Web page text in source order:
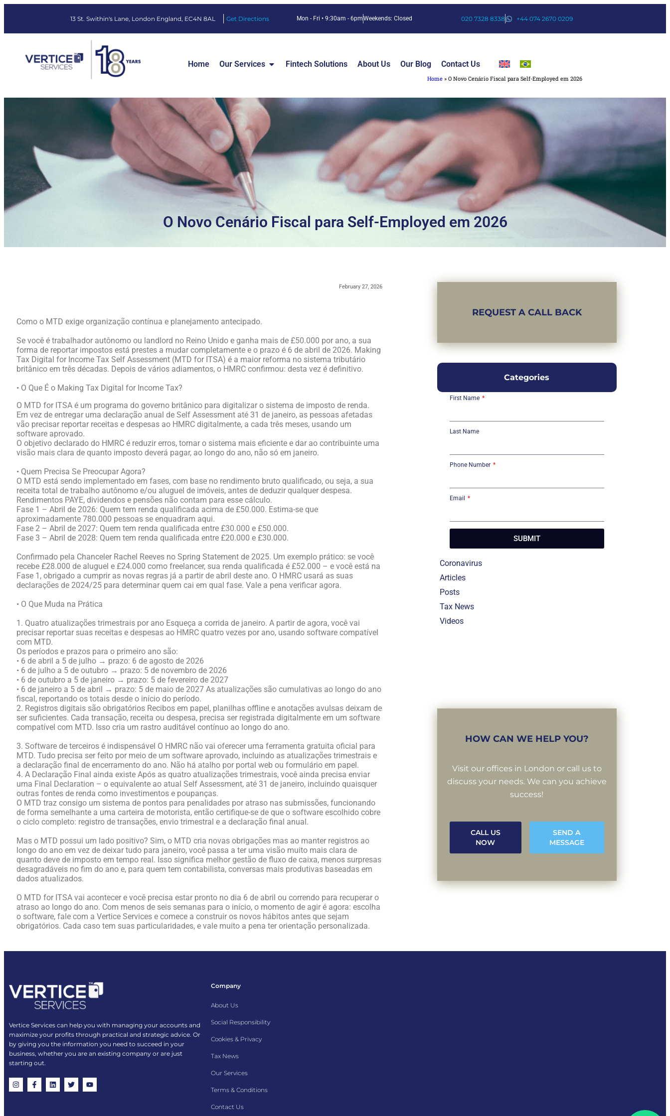
13 St. Swithin's Lane, London England, EC4N 8AL Get Directions Mon - Fri • 9:30am - 6pmWeekends: Closed 020 7328 8338 +44 074 2670 0209
Home Our Services Fintech Solutions About Us Our Blog Contact Us
Home »O Novo Cenário Fiscal para Self-Employed em 2026
O Novo Cenário Fiscal para Self-Employed em 2026
February 27, 2026
Como o MTD exige organização contínua e planejamento antecipado.
Se você é trabalhador autônomo ou landlord no Reino Unido e ganha mais de £50.000 por ano, a sua
forma de reportar impostos está prestes a mudar completamente e o prazo é 6 de abril de 2026. Making
Tax Digital for Income Tax Self Assessment (MTD for ITSA) é a maior reforma no sistema tributário
britânico em três décadas. Depois de vários adiamentos, o HMRC confirmou: desta vez é definitivo.
• O Que É o Making Tax Digital for Income Tax?
O MTD for ITSA é um programa do governo britânico para digitalizar o sistema de imposto de renda.
Em vez de entregar uma declaração anual de Self Assessment até 31 de janeiro, as pessoas afetadas
vão precisar reportar receitas e despesas ao HMRC digitalmente, a cada três meses, usando um
software aprovado.
O objetivo declarado do HMRC é reduzir erros, tornar o sistema mais eficiente e dar ao contribuinte uma
visão mais clara de quanto imposto deverá pagar, ao longo do ano, não só em janeiro.
• Quem Precisa Se Preocupar Agora?
O MTD está sendo implementado em fases, com base no rendimento bruto qualificado, ou seja, a sua
receita total de trabalho autônomo e/ou aluguel de imóveis, antes de deduzir qualquer despesa.
Rendimentos PAYE, dividendos e pensões não contam para esse cálculo.
Fase 1 – Abril de 2026: Quem tem renda qualificada acima de £50.000. Estima-se que
aproximadamente 780.000 pessoas se enquadram aqui.
Fase 2 – Abril de 2027: Quem tem renda qualificada entre £30.000 e £50.000.
Fase 3 – Abril de 2028: Quem tem renda qualificada entre £20.000 e £30.000.
Confirmado pela Chanceler Rachel Reeves no Spring Statement de 2025. Um exemplo prático: se você
recebe £28.000 de aluguel e £24.000 como freelancer, sua renda qualificada é £52.000 – e você está na
Fase 1, obrigado a cumprir as novas regras já a partir de abril deste ano. O HMRC usará as suas
declarações de 2024/25 para determinar quem cai em qual fase. Vale a pena verificar agora.
• O Que Muda na Prática
1. Quatro atualizações trimestrais por ano Esqueça a corrida de janeiro. A partir de agora, você vai
precisar reportar suas receitas e despesas ao HMRC quatro vezes por ano, usando software compatível
com MTD.
Os períodos e prazos para o primeiro ano são:
• 6 de abril a 5 de julho → prazo: 6 de agosto de 2026
• 6 de julho a 5 de outubro → prazo: 5 de novembro de 2026
• 6 de outubro a 5 de janeiro → prazo: 5 de fevereiro de 2027
• 6 de janeiro a 5 de abril → prazo: 5 de maio de 2027 As atualizações são cumulativas ao longo do ano
fiscal, reportando os totais desde o início do período.
2. Registros digitais são obrigatórios Recibos em papel, planilhas offline e anotações avulsas deixam de
ser suficientes. Cada transação, receita ou despesa, precisa ser registrada digitalmente em um software
compatível com MTD. Isso cria um rastro auditável contínuo ao longo do ano.
3. Software de terceiros é indispensável O HMRC não vai oferecer uma ferramenta gratuita oficial para
MTD. Tudo precisa ser feito por meio de um software aprovado, incluindo as atualizações trimestrais e
a declaração final de encerramento do ano. Não há atalho por portal web ou formulário em papel.
4. A Declaração Final ainda existe Após as quatro atualizações trimestrais, você ainda precisa enviar
uma Final Declaration – o equivalente ao atual Self Assessment, até 31 de janeiro, incluindo quaisquer
outras fontes de renda como investimentos e poupanças.
O MTD traz consigo um sistema de pontos para penalidades por atraso nas submissões, funcionando
de forma semelhante a uma carteira de motorista, então certifique-se de que o software escolhido cobre
o ciclo completo: registro de transações, envio trimestral e a declaração final anual.
Mas o MTD possui um lado positivo? Sim, o MTD cria novas obrigações mas ao manter registros ao
longo do ano em vez de deixar tudo para janeiro, você passa a ter uma visão muito mais clara de
quanto deve de imposto em tempo real. Isso significa melhor gestão de fluxo de caixa, menos surpresas
desagradáveis no fim do ano e, para quem tem contabilista, conversas mais produtivas baseadas em
dados atualizados.
O MTD for ITSA vai acontecer e você precisa estar pronto no dia 6 de abril ou correndo para recuperar o
atraso ao longo do ano. Com menos de seis semanas para o início, o momento de agir é agora: escolha
o software, fale com a Vertice Services e comece a construir os novos hábitos antes que sejam
obrigatórios. Cada caso tem suas particularidades, e vale muito a pena ter orientação personalizada.
REQUEST A CALL BACK
Categories
First Name
Last Name
Phone Number
Email
SUBMIT
Coronavirus
Articles
Posts
Tax News
Videos
HOW CAN WE HELP YOU?
Visit our offices in London or call us to
discuss your needs. We can you achieve
success!
CALL US
NOW
SEND A
MESSAGE
Vertice Services can help you with managing your accounts and
maximize your profits through practical and strategic advice. Or
by giving you the information you need to succeed in your
business, whether you are an existing company or are just
starting out.
Company
About Us
Social Responsibility
Cookies & Privacy
Tax News
Our Services
Terms & Conditions
Contact Us